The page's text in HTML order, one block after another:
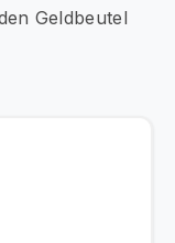
Geldbeutel